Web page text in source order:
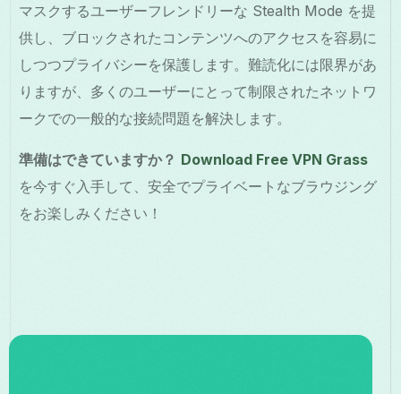
マスクするユーザーフレンドリーな Stealth Mode を提
供し、ブロックされたコンテンツへのアクセスを容易に
しつつプライバシーを保護します。難読化には限界があ
りますが、多くのユーザーにとって制限されたネットワ
ークでの一般的な接続問題を解決します。
準備はできていますか？ Download Free VPN Grass
を今すぐ入手して、安全でプライベートなブラウジング
をお楽しみください！